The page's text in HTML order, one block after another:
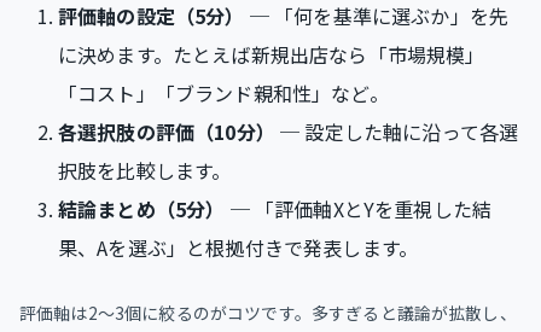
評価軸の設定（5分）
─ 「何を基準に選ぶか」を先
に決めます。たとえば新規出店なら「市場規模」
「コスト」「ブランド親和性」など。
各選択肢の評価（10分）
─ 設定した軸に沿って各選
択肢を比較します。
結論まとめ（5分）
─ 「評価軸XとYを重視した結
果、Aを選ぶ」と根拠付きで発表します。
評価軸は2〜3個に絞るのがコツです。多すぎると議論が拡散し、